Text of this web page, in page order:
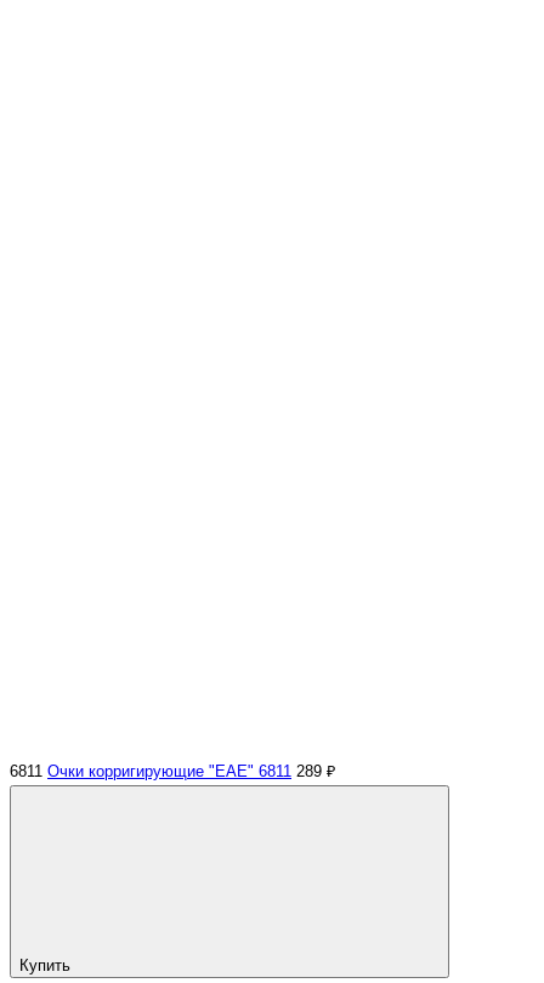
6811 Очки корригирующие "EAE" 6811 289 ₽
Купить